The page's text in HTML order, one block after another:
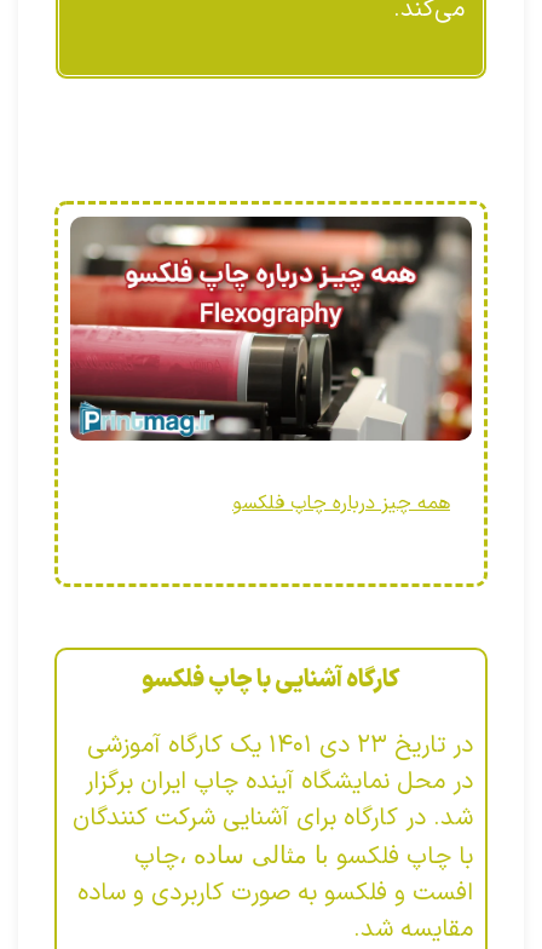
می‌کند.
همه چیز درباره چاپ فلکسو
کارگاه آشنایی با چاپ فلکسو
در تاریخ ۲۳ دی ۱۴۰۱ یک کارگاه آموزشی
در محل نمایشگاه آینده چاپ ایران برگزار
شد. در کارگاه برای آشنایی شرکت کنندگان
با چاپ فلکسو با مثالی ساده ،‌چاپ
افست و فلکسو به صورت کاربردی و ساده
مقایسه شد.